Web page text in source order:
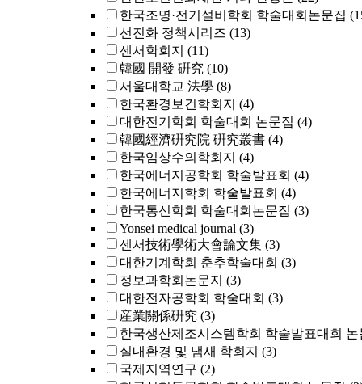
한국조명·전기설비학회 학술대회논문집
선진화 정책시리즈 (13)
센서학회지 (11)
韓國 開發 硏究 (10)
서울대학교 法學 (8)
한국환경보건학회지 (4)
대한전기학회 학술대회 논문집 (4)
韓國經濟硏究院 硏究叢書 (4)
한국임상수의학회지 (4)
한국에너지공학회 학술발표회 (4)
한국에너지학회 학술발표회 (4)
한국통신학회 학술대회논문집 (3)
Yonsei medical journal (3)
센서技術學術大會論文集 (3)
대한기계학회 춘추학술대회 (3)
정보과학회논문지 (3)
대한전자공학회 학술대회 (3)
産業關係硏究 (3)
한국생산제조시스템학회 학술발표대회 논
실내환경 및 냄새 학회지 (3)
국제지역연구 (2)